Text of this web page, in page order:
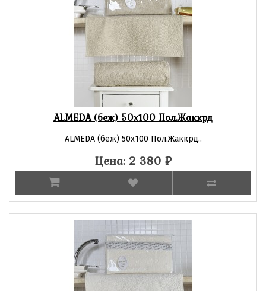
ALMEDA (беж) 50х100 Пол.Жаккрд
ALMEDA (беж) 50х100 Пол.Жаккрд..
Цена: 2 380 ₽